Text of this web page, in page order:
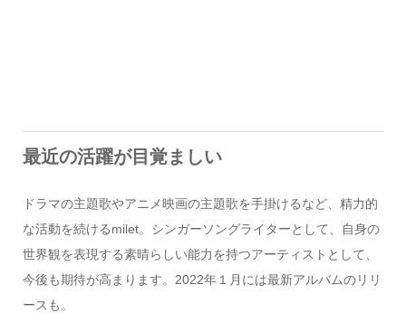
最近の活躍が目覚ましい
ドラマの主題歌やアニメ映画の主題歌を手掛けるなど、精力的
な活動を続けるmilet。シンガーソングライターとして、自身の
世界観を表現する素晴らしい能力を持つアーティストとして、
今後も期待が高まります。2022年１月には最新アルバムのリリ
ースも。